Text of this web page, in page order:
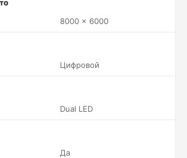
8000 x 6000
Цифровой
Dual LED
Да